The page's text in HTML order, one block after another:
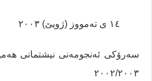
٢٠٠٢/٢٠٠٣